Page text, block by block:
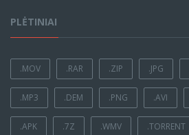
PLĖTINIAI
.MOV .RAR .ZIP .JPG
.MP3 .DEM .PNG .AVI
.APK .7Z .WMV .TORRENT